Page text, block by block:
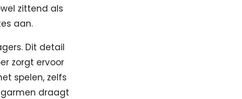
zittend als
aan.
Dit detail
zorgt ervoor
spelen, zelfs
draagt